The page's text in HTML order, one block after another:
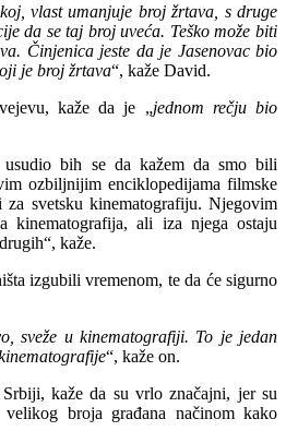
vlast umanjuje broj žrtava, s druge
da se taj broj uveća. Teško može biti
Činjenica jeste da je Jasenovac bio
je broj žrtava“, kaže David.
kaže da je „jednom rečju bio
usudio bih se da kažem da smo bili
ozbiljnijim enciklopedijama filmske
svetsku kinematografiju. Njegovim
kinematografija, ali iza njega ostaju
kaže.
izgubili vremenom, te da će sigurno
sveže u kinematografiji. To je jedan
“, kaže on.
kaže da su vrlo značajni, jer su
velikog broja građana načinom kako